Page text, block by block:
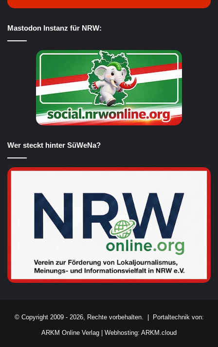
Mastodon Instanz für NRW:
Wer steckt hinter SüWeNa?
© Copyright 2009 - 2026, Rechte vorbehalten. | Portaltechnik von:
ARKM Online Verlag Webhosting: ARKM.cloud